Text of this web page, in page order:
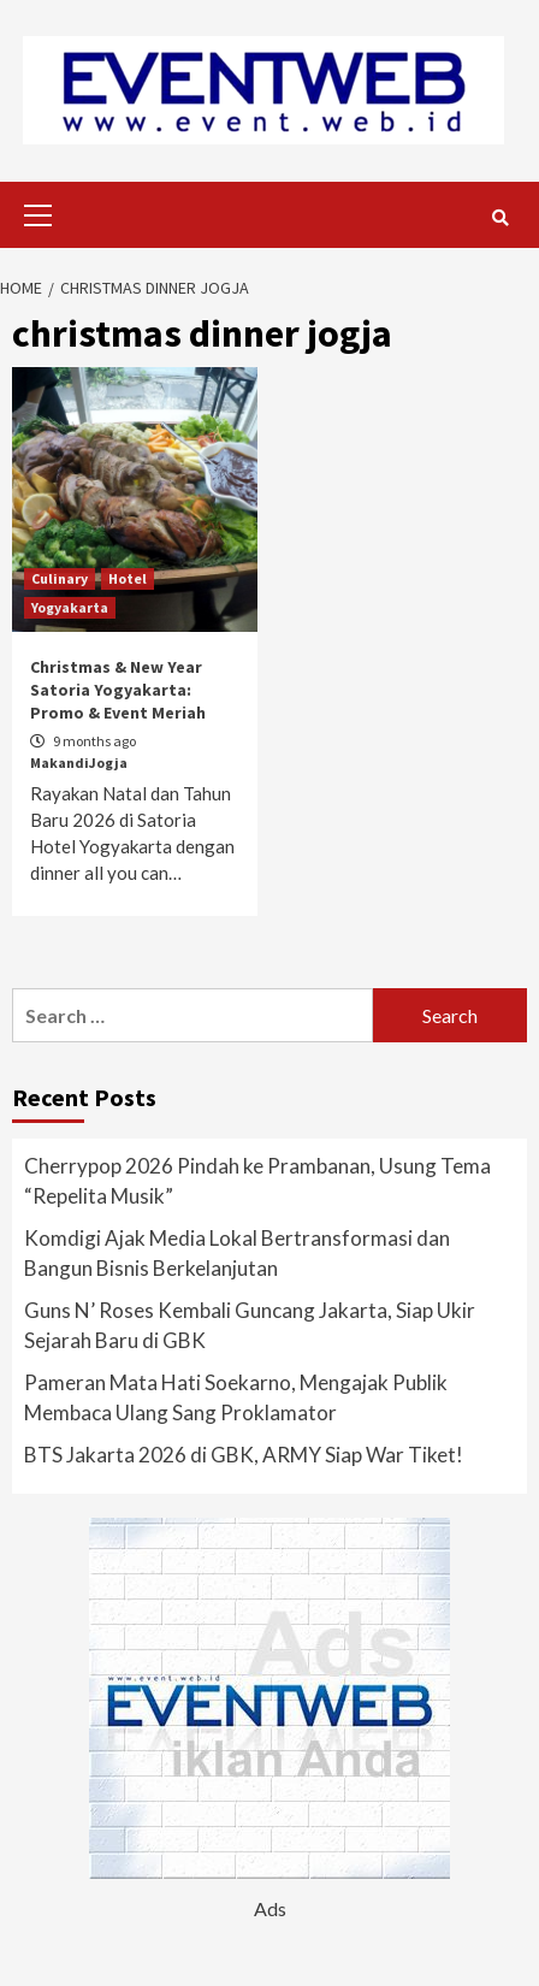
HOME CHRISTMAS DINNER JOGJA
christmas dinner jogja
Culinary
Hotel
Yogyakarta
Christmas & New Year
Satoria Yogyakarta:
Promo & Event Meriah
9 months ago
MakandiJogja
Rayakan Natal dan Tahun
Baru 2026 di Satoria
Hotel Yogyakarta dengan
dinner all you can…
for:
Recent Posts
Cherrypop 2026 Pindah ke Prambanan, Usung Tema
“Repelita Musik”
Komdigi Ajak Media Lokal Bertransformasi dan
Bangun Bisnis Berkelanjutan
Guns N’ Roses Kembali Guncang Jakarta, Siap Ukir
Sejarah Baru di GBK
Pameran Mata Hati Soekarno, Mengajak Publik
Membaca Ulang Sang Proklamator
BTS Jakarta 2026 di GBK, ARMY Siap War Tiket!
Ads